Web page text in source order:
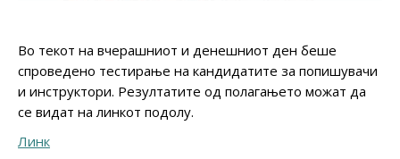
Во текот на вчерашниот и денешниот ден беше
спроведено тестирање на кандидатите за попишувачи
и инструктори. Резултатите од полагањето можат да
се видат на линкот подолу.
Линк